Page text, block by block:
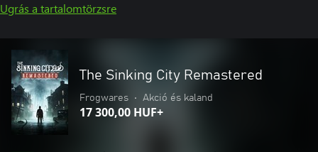
Ugrás a tartalomtörzsre
The Sinking City Remastered
Frogwares • Akció és kaland
17 300,00 HUF+